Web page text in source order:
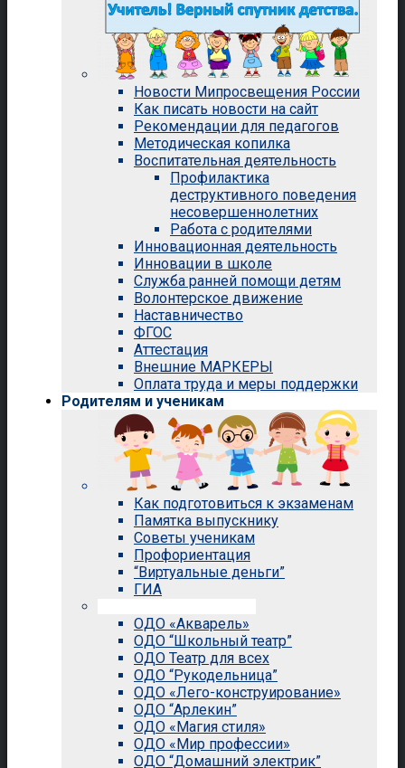
Новости Мипросвещения России
Как писать новости на сайт
Рекомендации для педагогов
Методическая копилка
Воспитательная деятельность
Профилактика
деструктивного поведения
несовершеннолетних
Работа с родителями
Инновационная деятельность
Инновации в школе
Служба ранней помощи детям
Волонтерское движение
Наставничество
ФГОС
Аттестация
Внешние МАРКЕРЫ
Оплата труда и меры поддержки
Родителям и ученикам
Как подготовиться к экзаменам
Памятка выпускнику
Советы ученикам
Профориентация
“Виртуальные деньги”
ГИА
ОДО «Акварель»
ОДО “Школьный театр”
ОДО Театр для всех
ОДО “Рукодельница”
ОДО «Лего-конструирование»
ОДО “Арлекин”
ОДО «Магия стиля»
ОДО «Мир профессии»
ОДО “Домашний электрик”